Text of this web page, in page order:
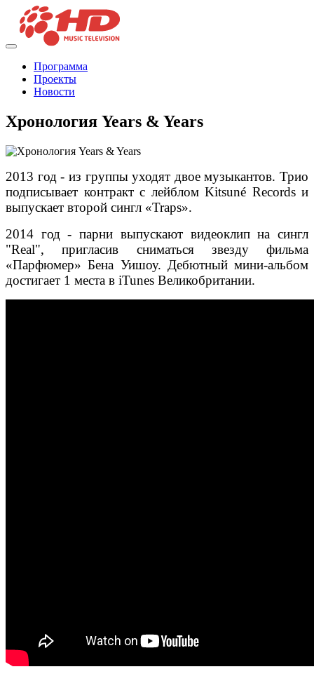
Программа
Проекты
Новости
Хронология Years & Years
2013 год - из группы уходят двое музыкантов. Трио
подписывает контракт с лейблом Kitsuné Records и
выпускает второй сингл «Traps».
2014 год - парни выпускают видеоклип на сингл
"Real", пригласив сниматься звезду фильма
«Парфюмер» Бена Уишоу. Дебютный мини-альбом
достигает 1 места в iTunes Великобритании.